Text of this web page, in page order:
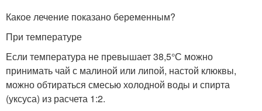
Какое лечение показано беременным?
При температуре
Если температура не превышает 38,5°С можно
принимать чай с малиной или липой, настой клюквы,
можно обтираться смесью холодной воды и спирта
(уксуса) из расчета 1:2.